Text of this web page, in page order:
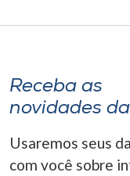
Store
Selecione
o idioma
Receba as
novidades
Usaremos seus
com você sobre